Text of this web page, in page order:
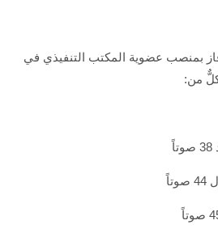
بمنصب عضوية المكتب التنفيذي في
كلٌّ من: